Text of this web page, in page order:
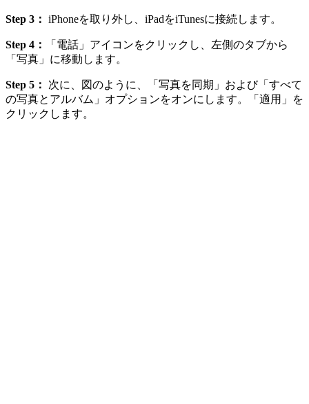
Step 3： iPhoneを取り外し、iPadをiTunesに接続します。
Step 4：
「電話」アイコンをクリックし、左側のタブから
「写真」に移動します。
Step 5：
次に、図のように、「写真を同期」および「すべて
の写真とアルバム」オプションをオンにします。「適用」を
クリックします。